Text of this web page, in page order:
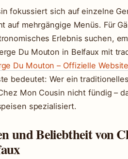
fokussiert sich auf einzelne
auf mehrgängige Menüs. Für
Erlebnis suchen,
Du Mouton in Belfaux mit
Du Mouton – Offizielle
bedeutet: Wer ein
Mon Cousin nicht fündig –
spezialisiert.
und Beliebtheit von